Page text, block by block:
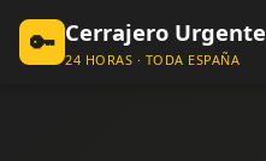
🔑 Cerrajero Urgente
24 HORAS · TODA ESPAÑA